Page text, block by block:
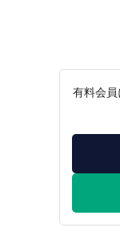
有料会